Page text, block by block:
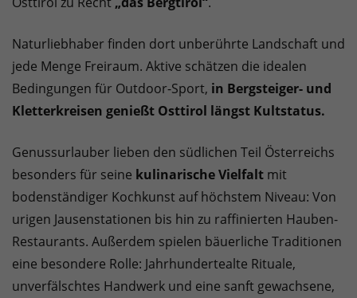
Naturliebhaber finden dort unberührte Landschaft und
jede Menge Freiraum. Aktive schätzen die idealen
Bedingungen für Outdoor-Sport, in Bergsteiger- und
Kletterkreisen genießt Osttirol längst Kultstatus.
Genussurlauber lieben den südlichen Teil Österreichs
besonders für seine kulinarische Vielfalt mit
bodenständiger Kochkunst auf höchstem Niveau: Von
urigen Jausenstationen bis hin zu raffinierten Hauben-
Restaurants. Außerdem spielen bäuerliche Traditionen
eine besondere Rolle: Jahrhundertealte Rituale,
unverfälschtes Handwerk und eine sanft gewachsene,